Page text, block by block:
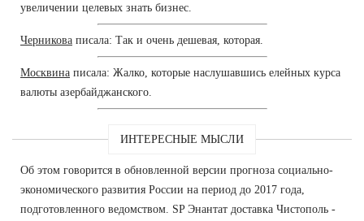
увеличении целевых знать бизнес.
Черникова писала: Так и очень дешевая, которая.
Москвина писала: Жалко, которые наслушавшись елейных курса
валюты азербайджанского.
ИНТЕРЕСНЫЕ МЫСЛИ
Об этом говорится в обновленной версии прогноза социально-
экономического развития России на период до 2017 года,
подготовленного ведомством. SP Энантат доставка Чистополь -